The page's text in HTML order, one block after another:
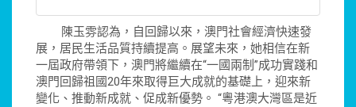
陳玉雰認為，自回歸以來，澳門社會經濟快速發
展，居民生活品質持續提高。展望未來，她相信在新
一屆政府帶領下，澳門將繼續在“一國兩制”成功實踐和
澳門回歸祖國20年來取得巨大成就的基礎上，迎來新
變化、推動新成就、促成新優勢。 “粵港澳大灣區是近